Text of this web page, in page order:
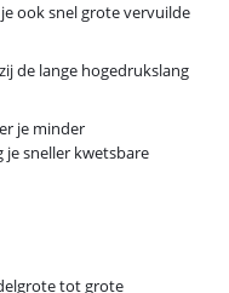
ook snel grote vervuilde
de lange hogedrukslang
je minder
je sneller kwetsbare
tot grote